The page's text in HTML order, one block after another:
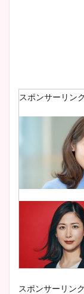
スポンサーリンク
スポンサーリンク